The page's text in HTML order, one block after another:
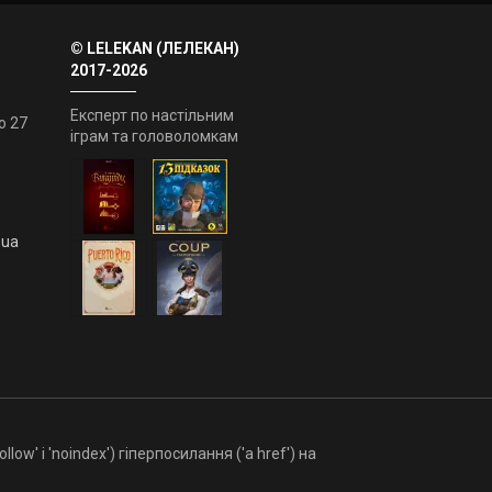
27
© LELEKAN (ЛЕЛЕКАН)
2017-2026
Експерт по настільним
іграм та головоломкам
і 'noindex') гіперпосилання ('a href') на